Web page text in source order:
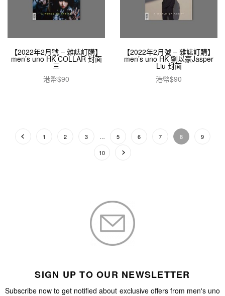
【2022年2月號 – 雜誌訂購】
men’s uno HK COLLAR 封面
三
港幣$90
【2022年2月號 – 雜誌訂購】
men’s uno HK 劉以豪Jasper
Liu 封面
港幣$90
1 2 3 … 5 6 7 8
9
10
SIGN UP TO OUR NEWSLETTER
Subscribe now to get notified about exclusive offers from men's uno